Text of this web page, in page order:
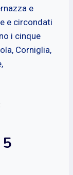
e
e circondati
i cinque
Corniglia,